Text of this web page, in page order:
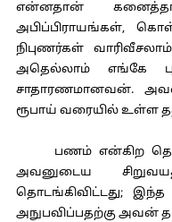
என்னதான்
அபிப்பிராயங்கள்,
நிபுணர்கள்
அதெல்லாம் எங்கே
சாதாரணமானவன்.
ரூபாய் வரையில் உள்ள
பணம் என்கிற
அவனுடைய
தொடங்கிவிட்டது;
அநுபவிப்பதற்கு அவன்